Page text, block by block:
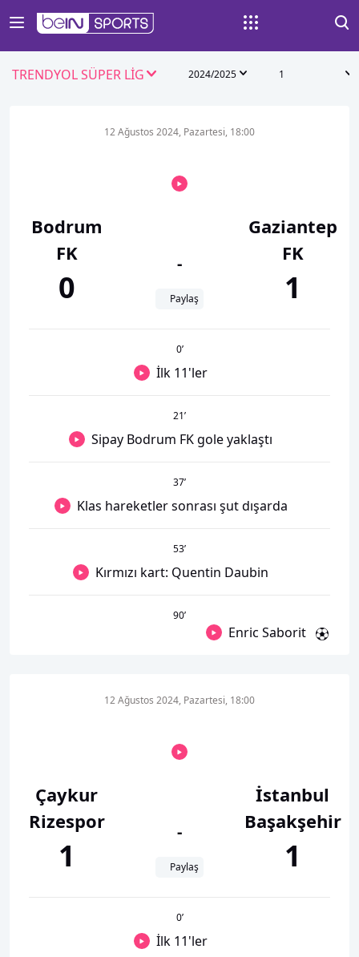
TRENDYOL SÜPER LİG 2024/2025 1
Bodrum
FK
0
12 Ağustos 2024, Pazartesi, 18:00
-
Paylaş
Gaziantep
FK
1
0’
İlk 11'ler
21’
Sipay Bodrum FK gole yaklaştı
37’
Klas hareketler sonrası şut dışarda
53’
Kırmızı kart: Quentin Daubin
90’
Enric Saborit
Çaykur
Rizespor
1
12 Ağustos 2024, Pazartesi, 18:00
-
Paylaş
İstanbul
Başakşehir
1
0’
İlk 11'ler